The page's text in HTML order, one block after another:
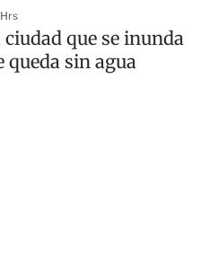
que se inunda
queda sin agua